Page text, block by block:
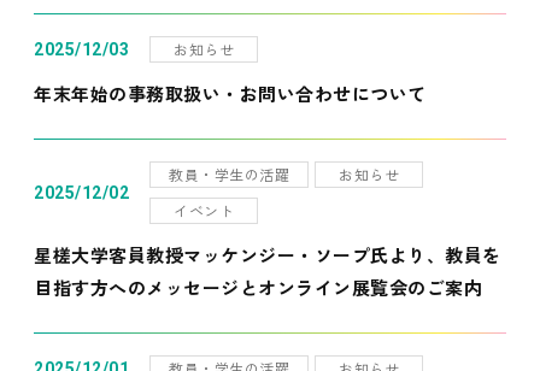
2025/12/03 お知らせ
年末年始の事務取扱い・お問い合わせについて
2025/12/02
教員・学生の活躍
お知らせ
イベント
星槎大学客員教授マッケンジー・ソープ氏より、教員を
目指す方へのメッセージとオンライン展覧会のご案内